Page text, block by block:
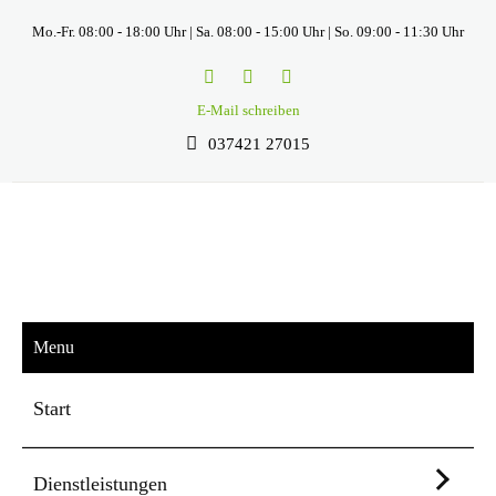
Mo.-Fr. 08:00 - 18:00 Uhr | Sa. 08:00 - 15:00 Uhr | So. 09:00 - 11:30 Uhr
E-Mail schreiben
037421 27015
Menu
Start
Dienstleistungen